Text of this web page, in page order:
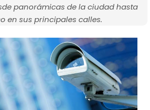
panorámicas de la ciudad hasta
en sus principales calles.